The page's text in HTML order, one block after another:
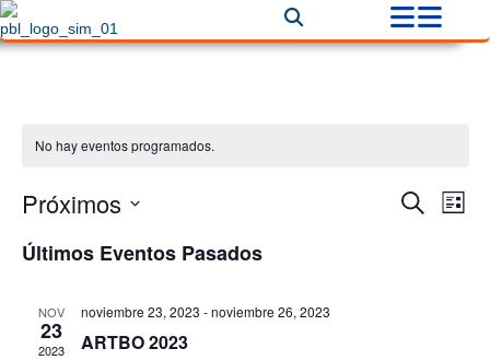
No hay eventos programados.
Buscar
Lista
Próximos
la
Últimos Eventos Pasados
NOV
23
2023
noviembre 23, 2023 -noviembre 26, 2023
ARTBO 2023